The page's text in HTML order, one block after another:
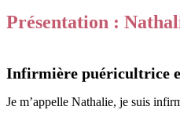
Présentation :
Infirmière puéricultrice
Je m’appelle Nathalie, je suis